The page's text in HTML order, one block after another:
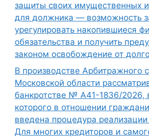
защиты своих имущественных
для должника — возможность
урегулировать накопившиеся
обязательства и получить
законом освобождение от
В производстве Арбитражного
Московской области
банкротстве № А41-1836/2026,
которого в отношении
введена процедура
Для многих кредиторов и